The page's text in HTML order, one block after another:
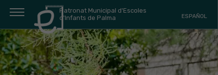
Patronat Municipal d'Escoles
d'Infants de Palma
ESPAÑOL